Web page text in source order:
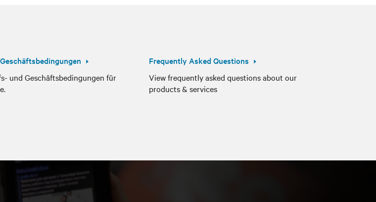
und Geschäftsbedingungen für
Frequently Asked Questions
View frequently asked questions about our
products & services